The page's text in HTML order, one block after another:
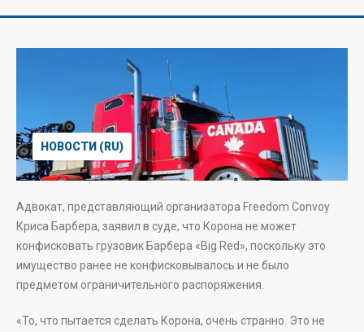
НОВОСТИ (RU)
Адвокат, представляющий организатора Freedom Convoy
Криса Барбера, заявил в суде, что Корона не может
конфисковать грузовик Барбера «Big Red», поскольку это
имущество ранее не конфисковывалось и не было
предметом ограничительного распоряжения.
«То, что пытается сделать Корона, очень странно. Это не